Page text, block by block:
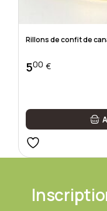
Rillons de confit de
500 €